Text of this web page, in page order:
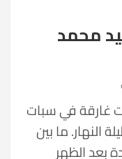
محمد
غارقة في سبات
النهار. ما بين
بعد الظهر